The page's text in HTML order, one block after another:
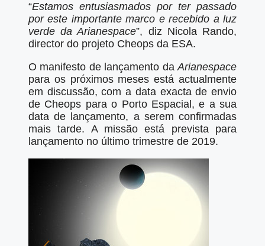
“Estamos entusiasmados por ter passado
por este importante marco e recebido a luz
verde da Arianespace”, diz Nicola Rando,
director do projeto Cheops da ESA.
O manifesto de lançamento daArianespace
para os próximos meses está actualmente
em discussão, com a data exacta de envio
de Cheops para o Porto Espacial, e a sua
data de lançamento, a serem confirmadas
mais tarde. A missão está prevista para
lançamento no último trimestre de 2019.